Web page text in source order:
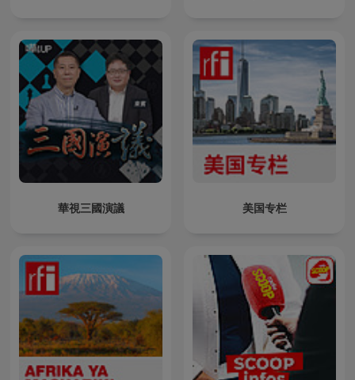
美国专栏
華視三國演議